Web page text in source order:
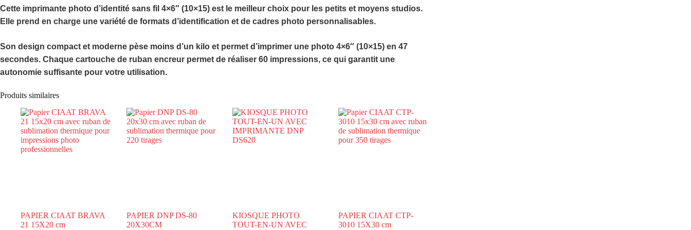
Cette imprimante photo d’identité sans fil 4×6″ (10×15) est le meilleur choix pour les petits et moyens studios.
Elle prend en charge une variété de formats d’identification et de cadres photo personnalisables.
Son design compact et moderne pèse moins d’un kilo et permet d’imprimer une photo 4×6″ (10×15) en 47
secondes. Chaque cartouche de ruban encreur permet de réaliser 60 impressions, ce qui garantit une
autonomie suffisante pour votre utilisation.
Produits similaires
PAPIER CIAAT BRAVA
21 15X20 cm
PAPIER DNP DS-80
20X30CM
KIOSQUE PHOTO
TOUT-EN-UN AVEC
PAPIER CIAAT CTP-
3010 15X30 cm